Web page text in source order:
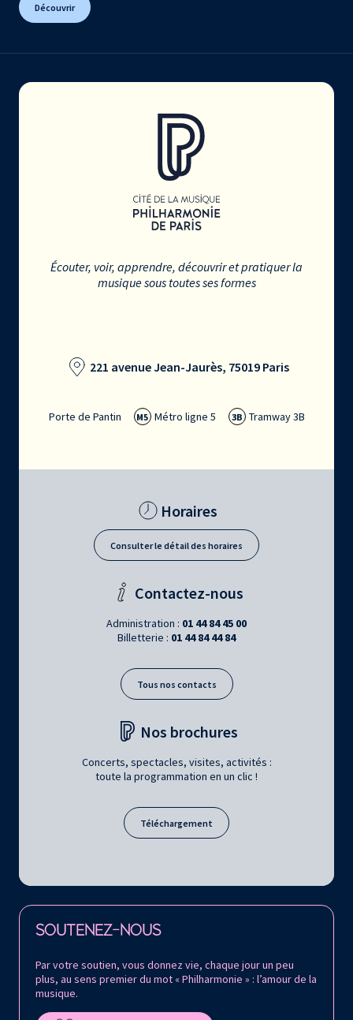
Découvrir
Écouter, voir, apprendre, découvrir et pratiquer la
musique sous toutes ses formes
221 avenue Jean-Jaurès, 75019 Paris
Porte de Pantin M5 Métro ligne 5 3B Tramway 3B
Horaires
Consulter le détail des horaires
Contactez-nous
Administration : 01 44 84 45 00
Billetterie : 01 44 84 44 84
Tous nos contacts
Nos brochures
Concerts, spectacles, visites, activités :
toute la programmation en un clic !
Téléchargement
SOUTENEZ-NOUS
Par votre soutien, vous donnez vie, chaque jour un peu
plus, au sens premier du mot « Philharmonie » : l’amour de la
musique.
Retrouvez la Philharmonie de Paris sur